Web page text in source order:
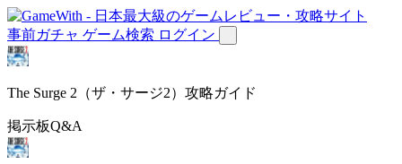
事前ガチャ ゲーム検索 ログイン
The Surge 2（ザ・サージ2）攻略ガイド
掲示板Q&A